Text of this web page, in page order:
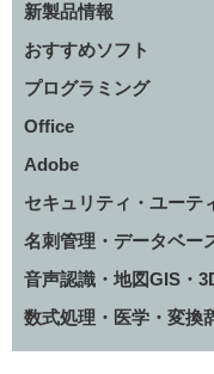
新製品情報
おすすめソフト
プログラミング
Office
Adobe
セキュリティ・ユーテ
名刺管理・データベー
音声認識・地図GIS・
数式処理・医学・変換